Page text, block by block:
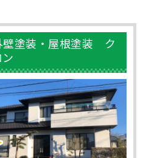
塗装・屋根塗装 ク